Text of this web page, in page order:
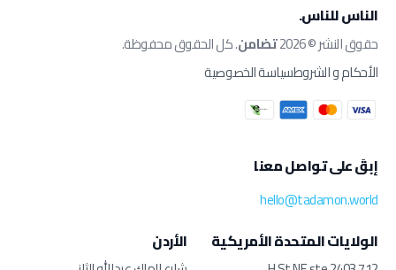
الناس للناس.
حقوق النشر © 2026 تضامن. كل الحقوق محفوظة.
الأحكام و الشروطسياسة الخصوصية
إبقَ على تواصل معنا
hello@tadamon.world
الولايات المتحدة الأمريكية الأردن